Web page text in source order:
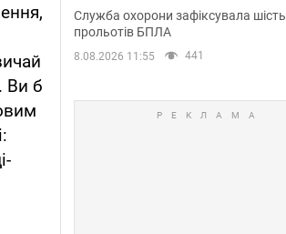
Ви б
Служба охорони зафіксувала шість
прольотів БПЛА
8.08.2026 11:55 441